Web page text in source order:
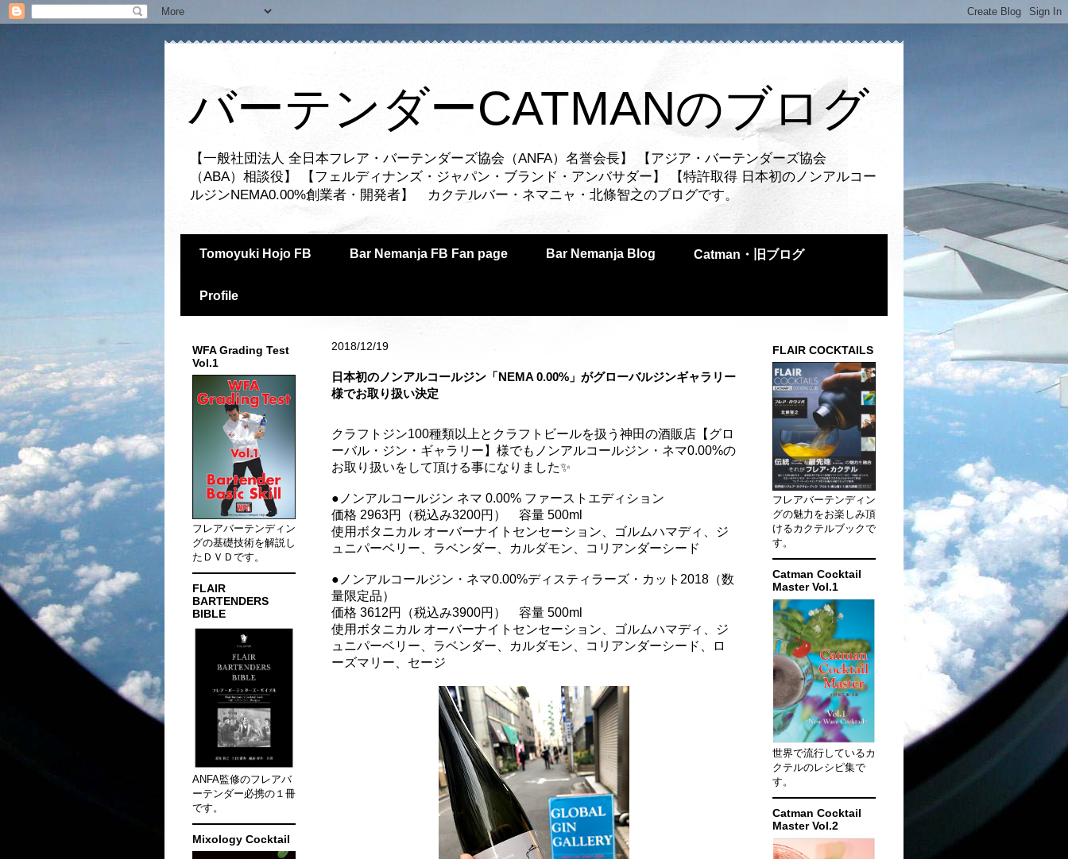
バーテンダーCATMANのブログ
【一般社団法人 全日本フレア・バーテンダーズ協会（ANFA）名誉会長】 【アジア・バーテンダーズ協会
（ABA）相談役】 【フェルディナンズ・ジャパン・ブランド・アンバサダー】 【特許取得 日本初のノンアルコー
ルジンNEMA0.00%創業者・開発者】 カクテルバー・ネマニャ・北條智之のブログです。
Tomoyuki Hojo FB Bar Nemanja FB Fan page Bar Nemanja Blog Catman・旧ブログ
Profile
2018/12/19
日本初のノンアルコールジン「NEMA 0.00%」がグローバルジンギャラリー
様でお取り扱い決定
クラフトジン100種類以上とクラフトビールを扱う神田の酒販店【グロ
ーバル・ジン・ギャラリー】様でもノンアルコールジン・ネマ0.00%の
お取り扱いをして頂ける事になりました✨
●ノンアルコールジン ネマ 0.00% ファーストエディション
価格 2963円（税込み3200円） 容量 500ml
使用ボタニカル オーバーナイトセンセーション、ゴルムハマディ、ジ
ュニパーベリー、ラベンダー、カルダモン、コリアンダーシード
●ノンアルコールジン・ネマ0.00%ディスティラーズ・カット2018（数
量限定品）
価格 3612円（税込み3900円） 容量 500ml
使用ボタニカル オーバーナイトセンセーション、ゴルムハマディ、ジ
ュニパーベリー、ラベンダー、カルダモン、コリアンダーシード、ロ
ーズマリー、セージ
WFA Grading Test
Vol.1
フレアバーテンディン
グの基礎技術を解説し
たＤＶＤです。
FLAIR
BARTENDERS
BIBLE
ANFA監修のフレアバ
ーテンダー必携の１冊
です。
Mixology Cocktail
FLAIR COCKTAILS
フレアバーテンディン
グの魅力をお楽しみ頂
けるカクテルブックで
す。
Catman Cocktail
Master Vol.1
世界で流行しているカ
クテルのレシピ集で
す。
Catman Cocktail
Master Vol.2